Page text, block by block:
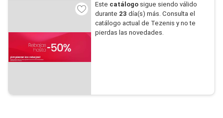
Este catálogosigue siendo válido
durante 23 día(s) más. Consulta el
catálogo actual de Tezenis y no te
pierdas las novedades.